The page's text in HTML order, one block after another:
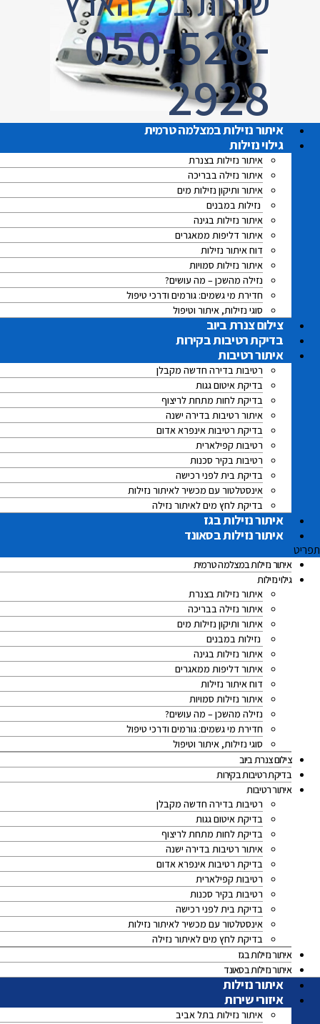
050-528-
2928
איתור נזילות במצלמה טרמית
גילוי נזילות
איתור נזילות בצנרת
איתור נזילה בבריכה
איתור ותיקון נזילות מים
נזילות במבנים
איתור נזילות בגינה
איתור דליפות ממאגרים
דוח איתור נזילות
איתור נזילות סמויות
נזילה מהשכן – מה עושים?
חדירת מי גשמים: גורמים ודרכי טיפול
סוגי נזילות, איתור וטיפול
צילום צנרת ביוב
בדיקת רטיבות בקירות
איתור רטיבות
רטיבות בדירה חדשה מקבלן
בדיקת איטום גגות
בדיקת לחות מתחת לריצוף
איתור רטיבות בדירה ישנה
בדיקת רטיבות אינפרא אדום
רטיבות קפילארית
רטיבות בקיר סכנות
בדיקת בית לפני רכישה
אינסטלטור עם מכשיר לאיתור נזילות
בדיקת לחץ מים לאיתור נזילה
איתור נזילות בגז
איתור נזילות בסאונד
תפריט
איתור נזילות במצלמה טרמית
גילוי נזילות
איתור נזילות בצנרת
איתור נזילה בבריכה
איתור ותיקון נזילות מים
נזילות במבנים
איתור נזילות בגינה
איתור דליפות ממאגרים
דוח איתור נזילות
איתור נזילות סמויות
נזילה מהשכן – מה עושים?
חדירת מי גשמים: גורמים ודרכי טיפול
סוגי נזילות, איתור וטיפול
צילום צנרת ביוב
בדיקת רטיבות בקירות
איתור רטיבות
רטיבות בדירה חדשה מקבלן
בדיקת איטום גגות
בדיקת לחות מתחת לריצוף
איתור רטיבות בדירה ישנה
בדיקת רטיבות אינפרא אדום
רטיבות קפילארית
רטיבות בקיר סכנות
בדיקת בית לפני רכישה
אינסטלטור עם מכשיר לאיתור נזילות
בדיקת לחץ מים לאיתור נזילה
איתור נזילות בגז
איתור נזילות בסאונד
איתור נזילות
איזורי שירות
איתור נזילות בתל אביב